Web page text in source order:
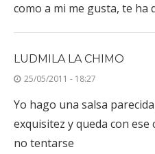
como a mi me gusta, te ha
LUDMILA LA CHIMO
25/05/2011 - 18:27
Yo hago una salsa
exquisitez y queda con
no tentarse